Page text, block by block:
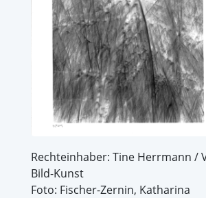
Rechteinhaber: Tine Herrmann /
Bild-Kunst
Foto: Fischer-Zernin, Katharina